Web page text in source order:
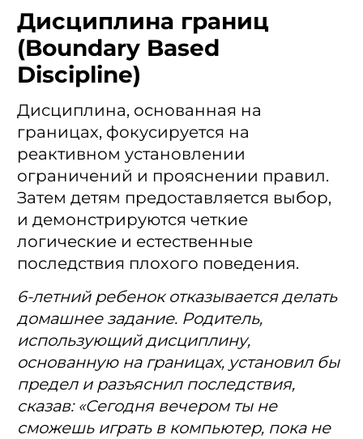
Дисциплина границ
(Boundary Based
Discipline)
Дисциплина, основанная на
границах, фокусируется на
реактивном установлении
ограничений и прояснении правил.
Затем детям предоставляется выбор,
и демонстрируются четкие
логические и естественные
последствия плохого поведения.
6-летний ребенок отказывается делать
домашнее задание. Родитель,
использующий дисциплину,
основанную на границах, установил бы
предел и разъяснил последствия,
сказав: «Сегодня вечером ты не
сможешь играть в компьютер, пока не